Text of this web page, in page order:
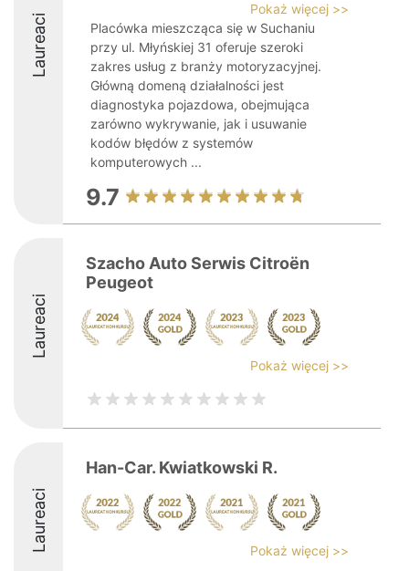
Laureaci
Pokaż więcej >>
Placówka mieszcząca się w Suchaniu
przy ul. Młyńskiej 31 oferuje szeroki
zakres usług z branży motoryzacyjnej.
Główną domeną działalności jest
diagnostyka pojazdowa, obejmująca
zarówno wykrywanie, jak i usuwanie
kodów błędów z systemów
komputerowych ...
9.7
Laureaci
Szacho Auto Serwis Citroën
Peugeot
Pokaż więcej >>
Laureaci
Han-Car. Kwiatkowski R.
Pokaż więcej >>